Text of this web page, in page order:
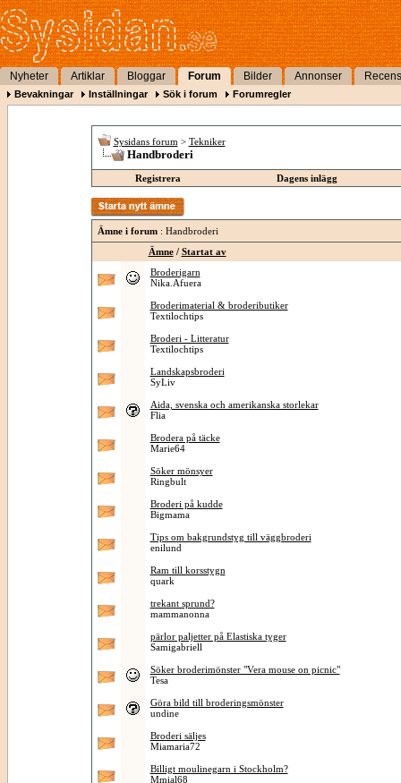
Nyheter Artiklar Bloggar Forum Bilder Annonser
Bevakningar Inställningar Sök i forum Forumregler
Sysidans forum > Tekniker
Handbroderi
Registrera Dagens inlägg
Ämne i forum: Handbroderi
Ämne/ Startat av
Broderigarn
Nika.Afuera
Broderimaterial & brodeributiker
Textilochtips
Broderi - Litteratur
Textilochtips
Landskapsbroderi
SyLiv
Aida, svenska och amerikanska storlekar
Flia
Brodera på täcke
Marie64
Söker mönsyer
Ringbult
Broderi på kudde
Bigmama
Tips om bakgrundstyg till väggbroderi
enilund
Ram till korsstygn
quark
trekant sprund?
mammanonna
pärlor paljetter på Elastiska tyger
Samigabriell
Söker broderimönster "Vera mouse on picnic"
Tesa
Göra bild till broderingsmönster
undine
Broderi säljes
Miamaria72
Billigt moulinegarn i Stockholm?
Mmial68